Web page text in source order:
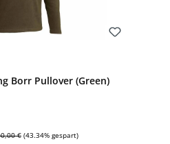
Borr Pullover (Green)
€ (43.34% gespart)